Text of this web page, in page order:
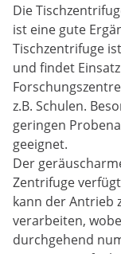
Die
ist eine gute
Tischzentrifuge
und findet
z.B. Schulen.
geringen
geeignet.
Der
Zentrifuge
kann der Antrieb
verarbeiten,
durchgehend